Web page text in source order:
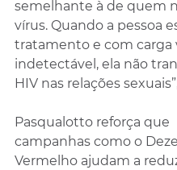
semelhante à de quem
vírus. Quando a pessoa
tratamento e com carga
indetectável, ela não
HIV nas relações
Pasqualotto reforça que
campanhas como o
Vermelho ajudam a